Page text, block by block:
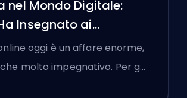
nel Mondo Digitale:
Insegnato ai
Polacchi Scegliere
di Boosting
oggi è un affare enorme,
molto impegnativo. Per g…